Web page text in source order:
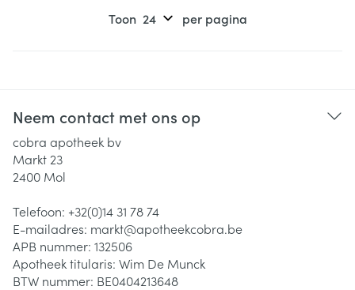
Toon per pagina
Neem contact met ons op
cobra apotheek bv
Markt 23
2400 Mol
Telefoon: +32(0)14 31 78 74
E-mailadres: markt@apotheekcobra.be
APB nummer: 132506
Apotheek titularis: Wim De Munck
BTW nummer: BE0404213648